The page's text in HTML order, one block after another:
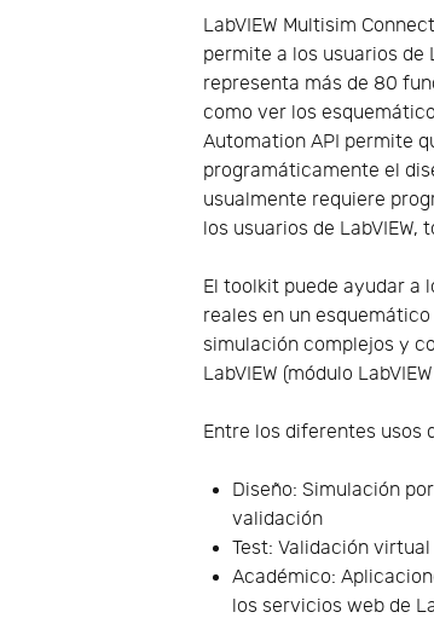
LabVIEW Multisim
permite a los usuarios de
representa más de 80
como ver los
Automation API permite
programáticamente el
usualmente requiere
los usuarios de
El toolkit puede ayudar a
reales en un
simulación complejos y
LabVIEW (módulo
Entre los diferentes usos
Diseño: Simulación
validación
Test: Validación
Académico:
los servicios web de